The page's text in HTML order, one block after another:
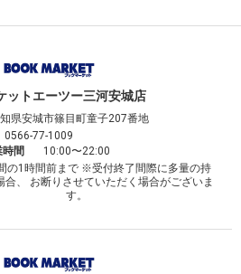
ットエーツー三河安城店
県安城市篠目町童子207番地
0566-77-1009
時間
10:00〜22:00
の1時間前まで ※受付終了間際に多量の持
合、 お断りさせていただく場合がございま
す。